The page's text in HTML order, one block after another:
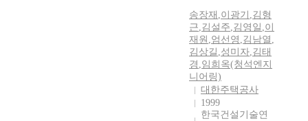
송장재 ,이광기 ,김형
근,김설주,김영일 ,이
재원 ,엄선영 ,김남열 ,
김상길 ,성미자,김태
경 ,임희옥(청석엔지
니어링)
대한주택공사
1999
한국건설기술연